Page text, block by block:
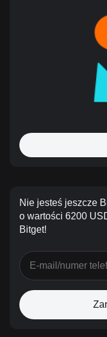
Nie jesteś jeszcze
o wartości 6200
Bitget!